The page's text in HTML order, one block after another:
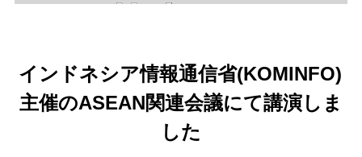
インドネシア情報通信省(KOMINFO)
主催のASEAN関連会議にて講演しま
した